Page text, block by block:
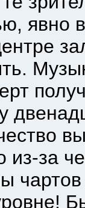
явно
за